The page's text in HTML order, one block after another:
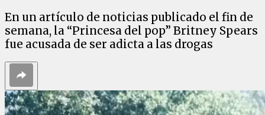
En un artículo de noticias publicado el fin de
semana, la “Princesa del pop” Britney Spears
fue acusada de ser adicta a las drogas